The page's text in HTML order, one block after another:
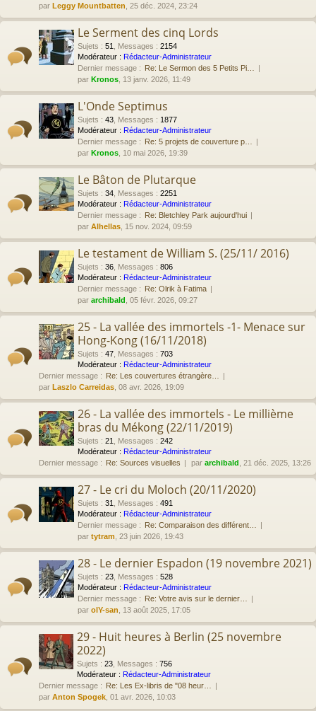
par Leggy Mountbatten , 25 déc. 2024, 23:24
Le Serment des cinq Lords
Sujets : 51 Messages : 2154
Modérateur : Rédacteur-Administrateur
Dernier message : Re: Le Sermon des 5 Petits Pi…
par Kronos , 13 janv. 2026, 11:49
L'Onde Septimus
Sujets : 43 Messages : 1877
Modérateur : Rédacteur-Administrateur
Dernier message : Re: 5 projets de couverture p…
par Kronos , 10 mai 2026, 19:39
Le Bâton de Plutarque
Sujets : 34 Messages : 2251
Modérateur : Rédacteur-Administrateur
Dernier message : Re: Bletchley Park aujourd'hui
par Alhellas , 15 nov. 2024, 09:59
Le testament de William S. (25/11/ 2016)
Sujets : 36 Messages : 806
Modérateur : Rédacteur-Administrateur
Dernier message : Re: Olrik à Fatima
par archibald , 05 févr. 2026, 09:27
25 - La vallée des immortels -1- Menace sur
Hong-Kong (16/11/2018)
Sujets : 47 Messages : 703
Modérateur : Rédacteur-Administrateur
Dernier message : Re: Les couvertures étrangère…
par Laszlo Carreidas , 08 avr. 2026, 19:09
26 - La vallée des immortels - Le millième
bras du Mékong (22/11/2019)
Sujets : 21 Messages : 242
Modérateur : Rédacteur-Administrateur
Dernier message : Re: Sources visuelles par archibald , 21 déc. 2025, 13:26
27 - Le cri du Moloch (20/11/2020)
Sujets : 31 Messages : 491
Modérateur : Rédacteur-Administrateur
Dernier message : Re: Comparaison des différent…
par tytram , 23 juin 2026, 19:43
28 - Le dernier Espadon (19 novembre 2021)
Sujets : 23 Messages : 528
Modérateur : Rédacteur-Administrateur
Dernier message : Re: Votre avis sur le dernier…
par olY-san , 13 août 2025, 17:05
29 - Huit heures à Berlin (25 novembre
2022)
Sujets : 23 Messages : 756
Modérateur : Rédacteur-Administrateur
Dernier message : Re: Les Ex-libris de "08 heur…
par Anton Spogek , 01 avr. 2026, 10:03